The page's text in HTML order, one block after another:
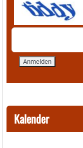
Kalender